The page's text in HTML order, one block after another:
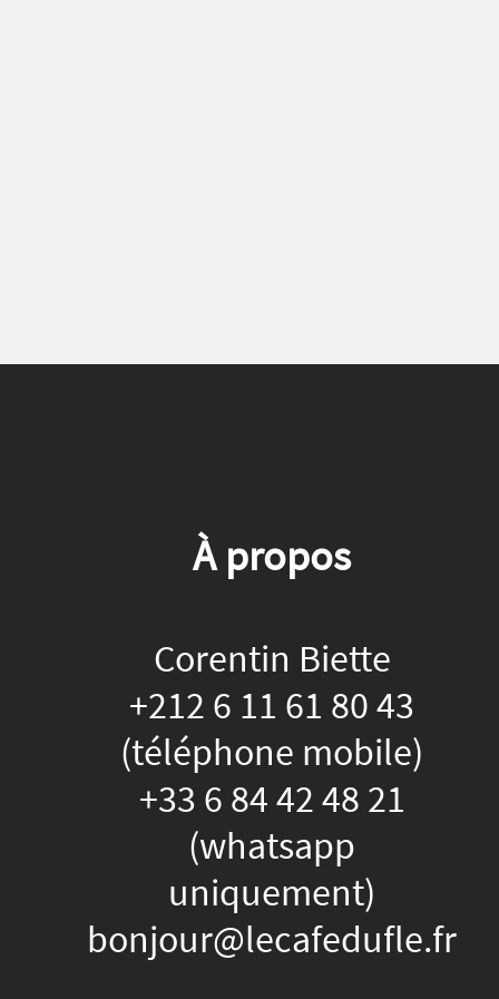
À propos
Corentin Biette
+212 6 11 61 80 43
(téléphone mobile)
+33 6 84 42 48 21
(whatsapp
uniquement)
bonjour@lecafedufle.fr